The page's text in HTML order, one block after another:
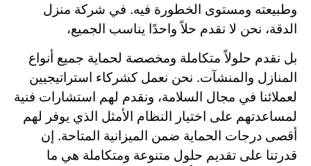
وطبيعته ومستوى الخطورة فيه. في شركة منزل
الدقة، نحن لا نقدم حلاً واحدًا يناسب الجميع،
بل نقدم حلولاً متكاملة ومخصصة لحماية جميع أنواع
المنازل والمنشآت. نحن نعمل كشركاء استراتيجيين
لعملائنا في مجال السلامة، ونقدم لهم استشارات فنية
لمساعدتهم على اختيار النظام الأمثل الذي يوفر لهم
أقصى درجات الحماية ضمن الميزانية المتاحة. إن
قدرتنا على تقديم حلول متنوعة ومتكاملة هي ما